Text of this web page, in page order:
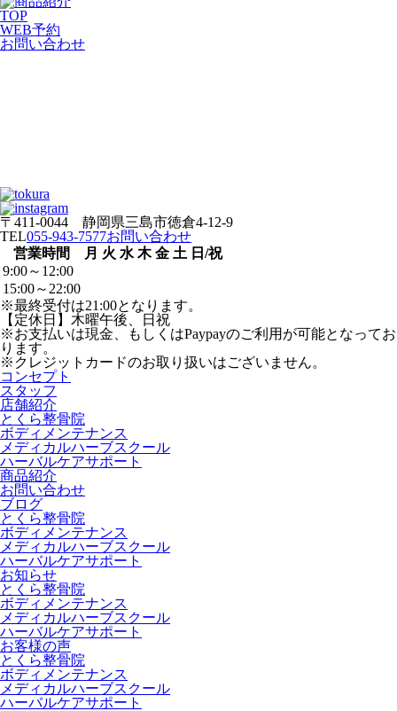
TOP
WEB予約
お問い合わせ
〒411-0044 静岡県三島市徳倉4-12-9
TEL055-943-7577お問い合わせ
営業時間
月 火 水 木 金 土 日/祝
9:00～12:00
15:00～22:00
※最終受付は21:00となります。
【定休日】木曜午後、日祝
※お支払いは現金、もしくはPaypayのご利用が可能となってお
ります。
※クレジットカードのお取り扱いはございません。
コンセプト
スタッフ
店舗紹介
とくら整骨院
ボディメンテナンス
メディカルハーブスクール
ハーバルケアサポート
商品紹介
お問い合わせ
ブログ
とくら整骨院
ボディメンテナンス
メディカルハーブスクール
ハーバルケアサポート
お知らせ
とくら整骨院
ボディメンテナンス
メディカルハーブスクール
ハーバルケアサポート
お客様の声
とくら整骨院
ボディメンテナンス
メディカルハーブスクール
ハーバルケアサポート